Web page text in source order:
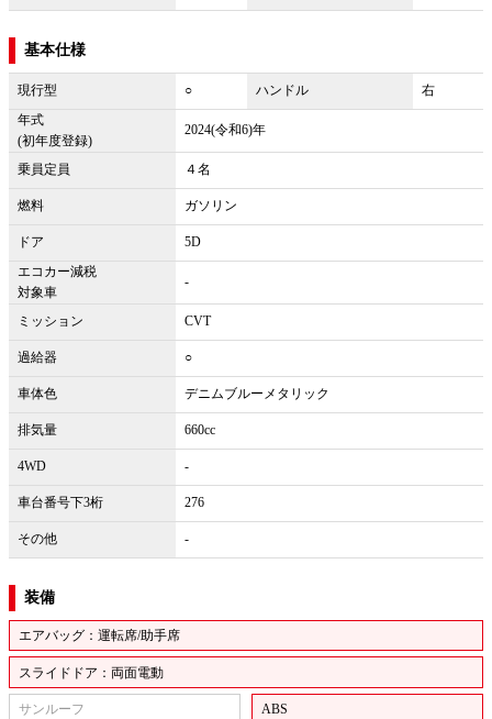
基本仕様
現行型 ○ ハンドル
右
年式
(初年度登録)
2024(令和6)年
乗員定員 ４名
燃料 ガソリン
ドア
5D
エコカー減税
対象車
-
ミッション CVT
過給器 ○
車体色 デニムブルーメタリック
排気量 660cc
4WD -
車台番号下3桁 276
その他 -
装備
エアバッグ：運転席/助手席
スライドドア：両面電動
サンルーフ ABS